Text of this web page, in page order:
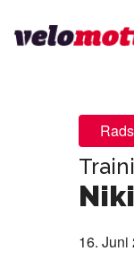
16. Juni